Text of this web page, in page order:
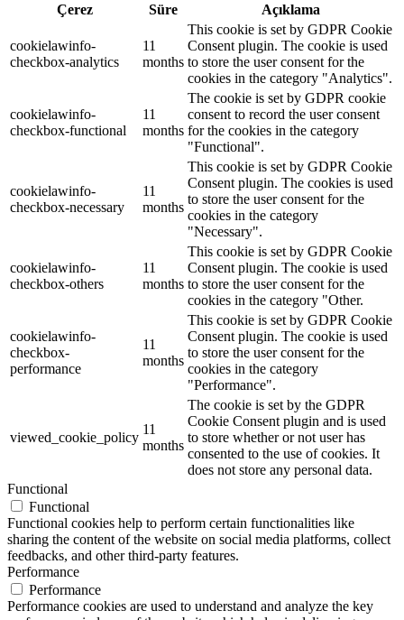
Çerez
Süre Açıklama
cookielawinfo-
checkbox-analytics
11
months
This cookie is set by GDPR Cookie
Consent plugin. The cookie is used
to store the user consent for the
cookies in the category "Analytics".
cookielawinfo-
checkbox-functional
11
months
The cookie is set by GDPR cookie
consent to record the user consent
for the cookies in the category
"Functional".
cookielawinfo-
checkbox-necessary
11
months
This cookie is set by GDPR Cookie
Consent plugin. The cookies is used
to store the user consent for the
cookies in the category
"Necessary".
cookielawinfo-
checkbox-others
11
months
This cookie is set by GDPR Cookie
Consent plugin. The cookie is used
to store the user consent for the
cookies in the category "Other.
cookielawinfo-
checkbox-
performance
11
months
This cookie is set by GDPR Cookie
Consent plugin. The cookie is used
to store the user consent for the
cookies in the category
"Performance".
viewed_cookie_policy
11
months
The cookie is set by the GDPR
Cookie Consent plugin and is used
to store whether or not user has
consented to the use of cookies. It
does not store any personal data.
Functional
Functional
Functional cookies help to perform certain functionalities like
sharing the content of the website on social media platforms, collect
feedbacks, and other third-party features.
Performance
Performance
Performance cookies are used to understand and analyze the key